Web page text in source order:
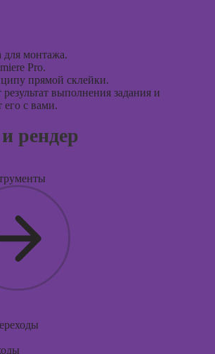
для монтажа.
Pro.
прямой склейки.
выполнения задания и
его с вами.
рендер